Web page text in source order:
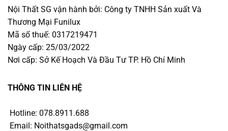
Nội Thất SG vận hành bởi: Công ty TNHH Sản xuất Và
Thương Mại Funilux
Mã số thuế: 0317219471
Ngày cấp: 25/03/2022
Nơi cấp: Sở Kế Hoạch Và Đầu Tư TP. Hồ Chí Minh
THÔNG TIN LIÊN HỆ
Hotline: 078.8911.688
Email: Noithatsgads@gmail.com